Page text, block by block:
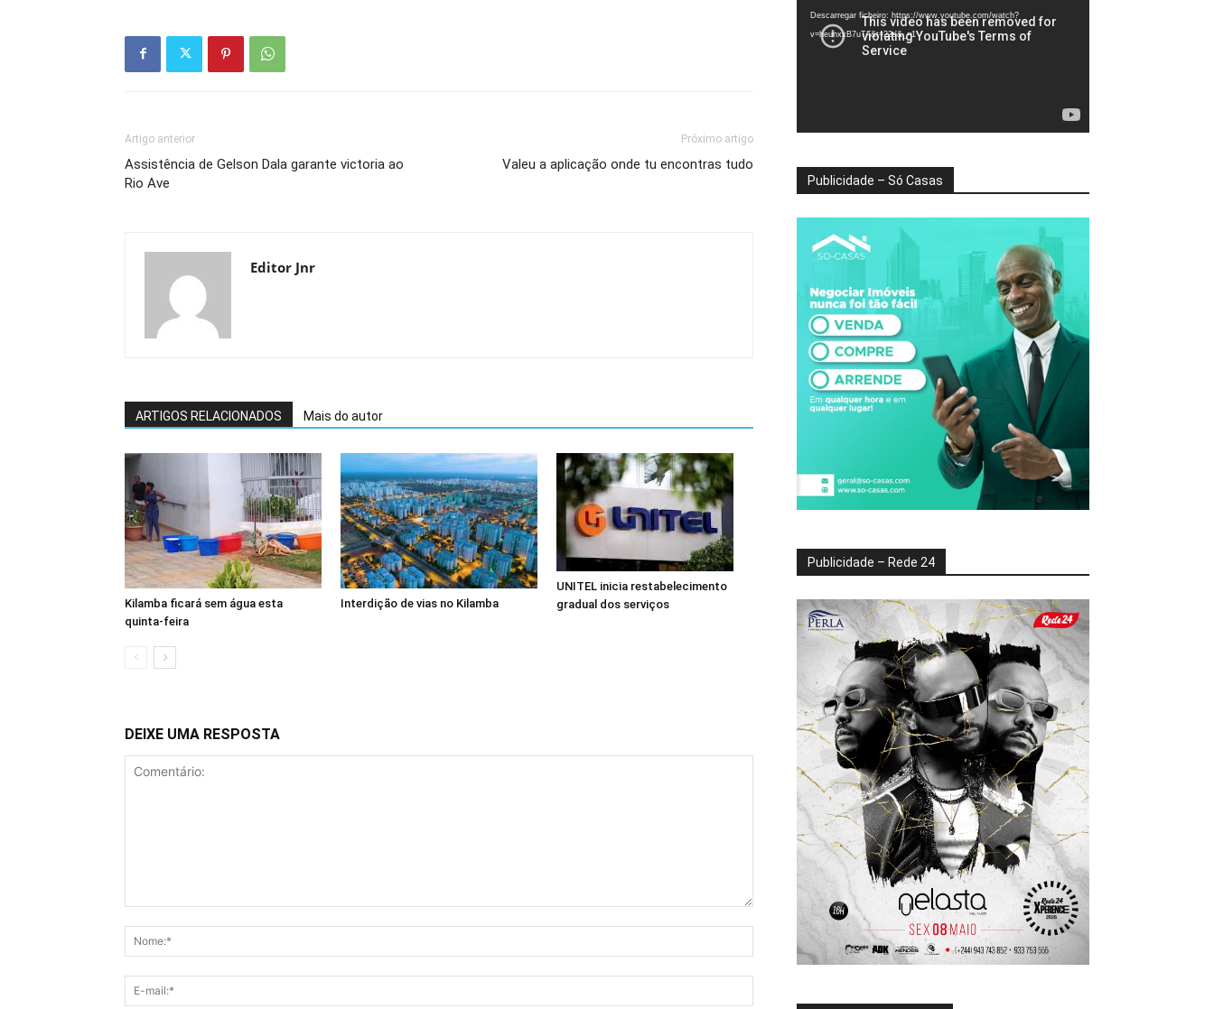
Artigo anterior
Assistência de Gelson Dala garante victoria ao
Rio Ave
Próximo artigo
Valeu a aplicação onde tu encontras tudo
Editor Jnr
ARTIGOS RELACIONADOS Mais do autor
Kilamba ficará sem água esta
quinta-feira
Interdição de vias no Kilamba
UNITEL inicia restabelecimento
gradual dos serviços
DEIXE UMA RESPOSTA
vídeo
Descarregar ficheiro: https://www.youtube.com/watch?
v=heunxxB7uTA&t=22s&_=1
Publicidade – Só Casas
Publicidade – Rede 24